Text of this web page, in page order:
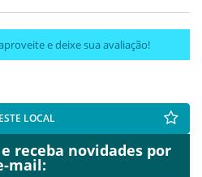
e deixe sua avaliação!
LOCAL
receba novidades por
mail: